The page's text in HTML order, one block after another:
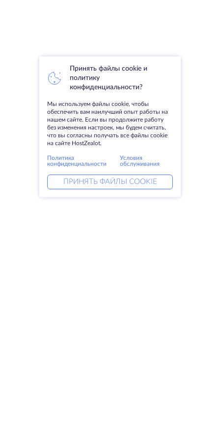
Принять файлы cookie и
политику
конфиденциальности?
Мы используем файлы cookie, чтобы
обеспечить вам наилучший опыт работы на
нашем сайте. Если вы продолжите работу
без изменения настроек, мы будем считать,
что вы согласны получать все файлы cookie
на сайте HostZealot.
Политика
конфиденциальности
Условия
обслуживания
ПРИНЯТЬ ФАЙЛЫ COOKIE